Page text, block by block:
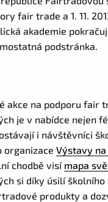
fair trade a 1. 11.
akademie
podstránka.
akce na podporu
je v nabídce nejen
i návštěvníci
organizaceVýstavy
chodbě visí mapa
si díky úsilí
produkty a